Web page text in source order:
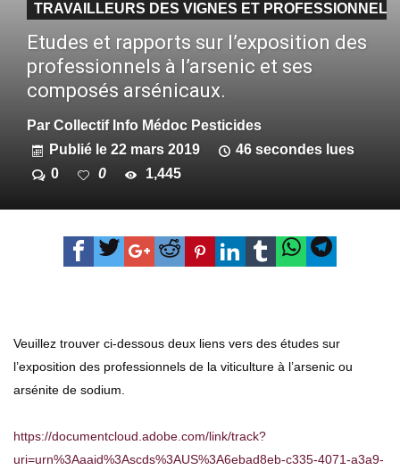
TRAVAILLEURS DES VIGNES ET
Etudes et rapports sur l’exposition des
professionnels à l’arsenic et ses
composés arsénicaux.
Par Collectif Info Médoc Pesticides
Publié le 22 mars 2019
46 secondes lues
0
0 1,445
Veuillez trouver ci-dessous deux liens vers des études sur
l’exposition des professionnels de la viticulture à l’arsenic ou
arsénite de sodium.
https://documentcloud.adobe.com/link/track?
uri=urn%3Aaaid%3Ascds%3AUS%3A6ebad8eb-c335-4071-a3a9-